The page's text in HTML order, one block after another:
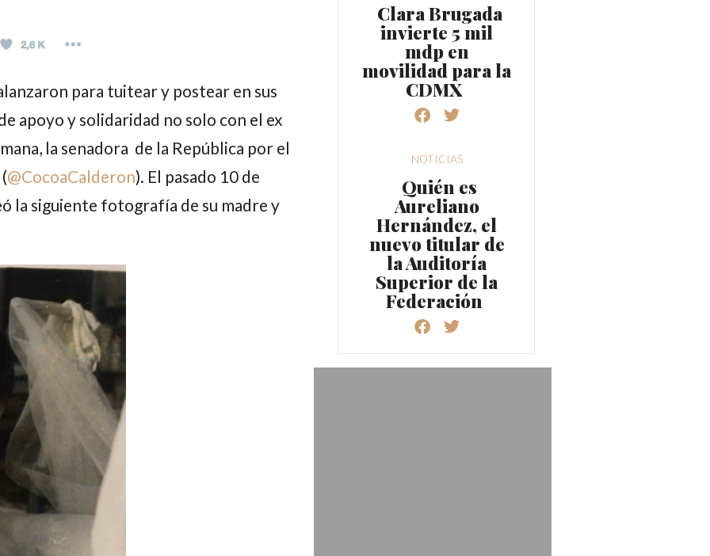
para tuitear y postear en sus
apoyo y solidaridad no solo con el ex
la senadora de la República por el
@CocoaCalderon). El pasado 10 de
la siguiente fotografía de su madre y
Clara Brugada
invierte 5 mil
mdp en
movilidad para la
CDMX
NOTICIAS
Quién es
Aureliano
Hernández, el
nuevo titular de
la Auditoría
Superior de la
Federación